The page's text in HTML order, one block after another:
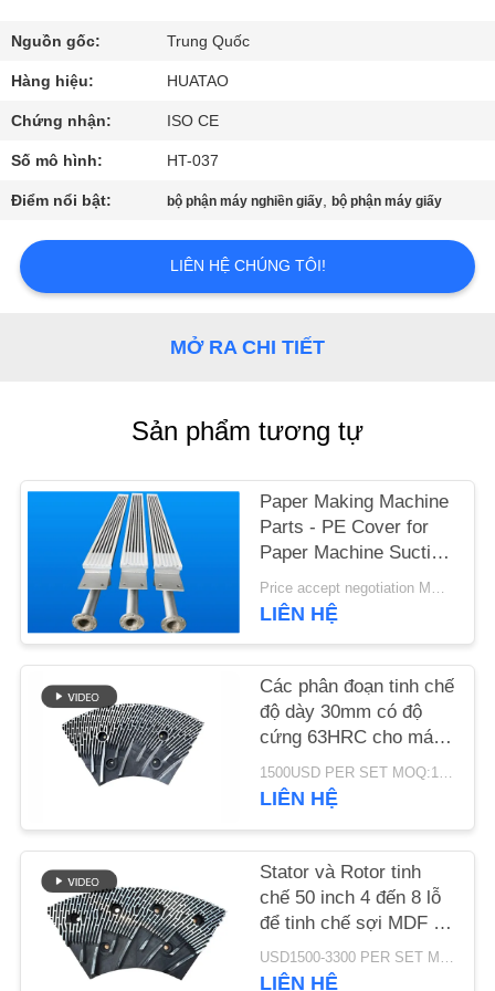
QUAN
NHÀ
MÁY
KIỂM
CHẤT
LƯỢNG
TÔI
YÊU
CẦU
BÁO
SƠ
ĐỒ
TRANG
WEB
Nguồn gốc: Trung Quốc
Hàng hiệu: HUATAO
Chứng nhận: ISO CE
Số mô hình: HT-037
Điểm nổi bật: bộ phận máy nghiền giấy,bộ phận máy giấy
LIÊN HỆ CHÚNG TÔI!
MỞ RA CHI TIẾT
Sản phẩm tương tự
Paper Making Machine
Parts - PE Cover for
Paper Machine Suction
Box
Price accept negotiation MOQ:1 tập
LIÊN HỆ
Các phân đoạn tinh chế
độ dày 30mm có độ
cứng 63HRC cho máy
khử rung của bộ tinh
chế MDF/HDF
1500USD PER SET MOQ:1 bộ
LIÊN HỆ
Stator và Rotor tinh
chế 50 inch 4 đến 8 lỗ
để tinh chế sợi MDF và
nâng cao năng lực sản
xuất
USD1500-3300 PER SET MOQ:1 bộ
LIÊN HỆ